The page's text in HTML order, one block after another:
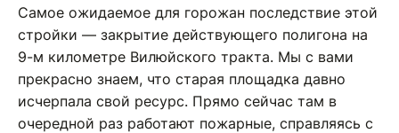
Самое ожидаемое для горожан последствие этой
стройки — закрытие действующего полигона на
9-м километре Вилюйского тракта. Мы с вами
прекрасно знаем, что старая площадка давно
исчерпала свой ресурс. Прямо сейчас там в
очередной раз работают пожарные, справляясь с